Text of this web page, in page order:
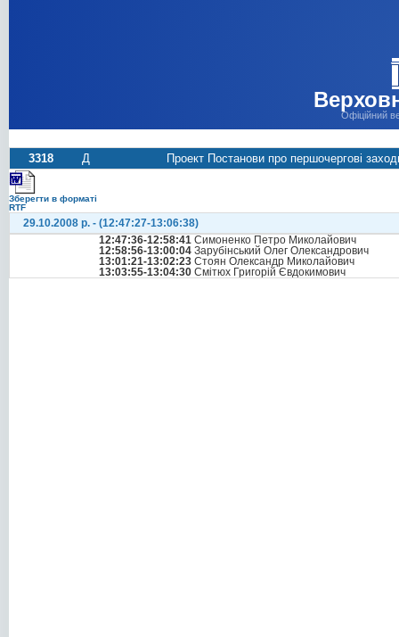
Офіційний
3318 Д Проект Постанови про першочергові
Зберегти в форматі
RTF
29.10.2008 р. - (12:47:27-13:06:38)
12:47:36-12:58:41 Симоненко Петро Миколайович
12:58:56-13:00:04 Зарубінський Олег Олександрович
13:01:21-13:02:23 Стоян Олександр Миколайович
13:03:55-13:04:30 Смітюх Григорій Євдокимович